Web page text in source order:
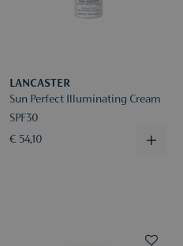
LANCASTER
Sun Perfect Illuminating Cream
SPF30
€ 54,10